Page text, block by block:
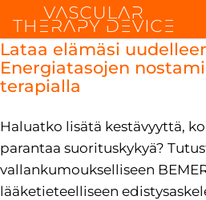
Lataa elämäsi
Energiatasojen
terapialla
Haluatko lisätä kestävyyttä,
parantaa suorituskykyä?
vallankumoukselliseen
lääketieteelliseen